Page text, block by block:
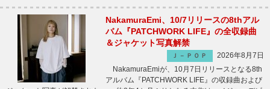
NakamuraEmi、10/7リリースの8thアル
バム『PATCHWORK LIFE』の全収録曲
＆ジャケット写真解禁
Ｊ－ＰＯＰ
2026年8月7日
NakamuraEmiが、10月7日リリースとなる8th
アルバム『PATCHWORK LIFE』の収録曲および